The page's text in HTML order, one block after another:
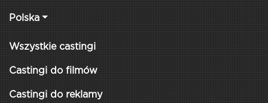
Polska
Wszystkie castingi
Castingi do filmów
Castingi do reklamy